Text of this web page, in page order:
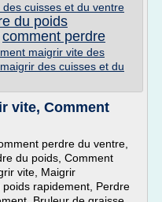
cuisses et du ventre
du poids
comment perdre
maigrir vite des
des cuisses et du
vite, Comment
perdre du ventre,
du poids, Comment
vite, Maigrir
rapidement, Perdre